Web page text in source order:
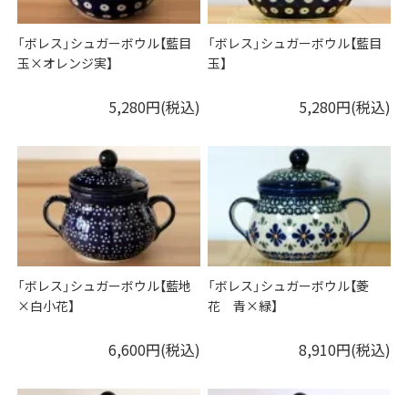
「ボレス」シュガーボウル【藍目
玉×オレンジ実】
5,280円(税込)
「ボレス」シュガーボウル【藍目
玉】
5,280円(税込)
「ボレス」シュガーボウル【藍地
×白小花】
6,600円(税込)
「ボレス」シュガーボウル【菱
花 青×緑】
8,910円(税込)